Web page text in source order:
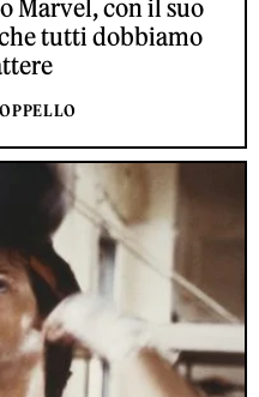
Marvel, con il suo
tutti dobbiamo